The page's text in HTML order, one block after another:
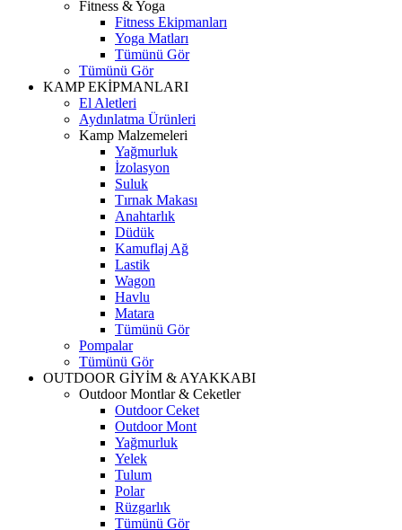
Fitness & Yoga
Fitness Ekipmanları
Yoga Matları
Tümünü Gör
Tümünü Gör
KAMP EKİPMANLARI
El Aletleri
Aydınlatma Ürünleri
Kamp Malzemeleri
Yağmurluk
İzolasyon
Suluk
Tırnak Makası
Anahtarlık
Düdük
Kamuflaj Ağ
Lastik
Wagon
Havlu
Matara
Tümünü Gör
Pompalar
Tümünü Gör
OUTDOOR GİYİM & AYAKKABI
Outdoor Montlar & Ceketler
Outdoor Ceket
Outdoor Mont
Yağmurluk
Yelek
Tulum
Polar
Rüzgarlık
Tümünü Gör